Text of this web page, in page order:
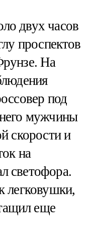
двух часов
проспектов
На
под
мужчины
скорости и
на
светофора.
легковушки,
еще